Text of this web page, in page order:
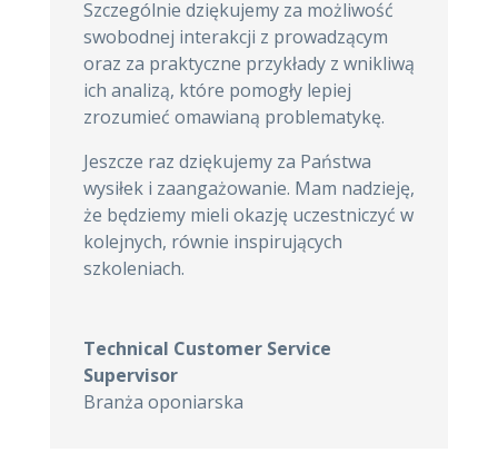
Szczególnie dziękujemy za możliwość
swobodnej interakcji z prowadzącym
oraz za praktyczne przykłady z wnikliwą
ich analizą, które pomogły lepiej
zrozumieć omawianą problematykę.
Jeszcze raz dziękujemy za Państwa
wysiłek i zaangażowanie. Mam nadzieję,
że będziemy mieli okazję uczestniczyć w
kolejnych, równie inspirujących
szkoleniach.
Technical Customer Service
Supervisor
Branża oponiarska